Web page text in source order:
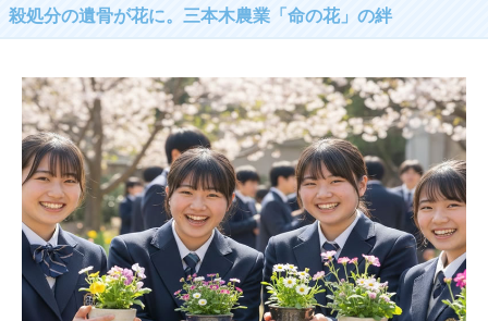
殺処分の遺骨が花に。三本木農業「命の花」の絆